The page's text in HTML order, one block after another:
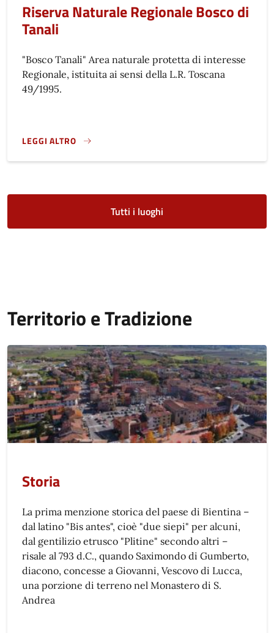
Riserva Naturale Regionale Bosco di
Tanali
"Bosco Tanali" Area naturale protetta di interesse
Regionale, istituita ai sensi della L.R. Toscana
49/1995.
LEGGI ALTRO
}
Tutti i luoghi
Territorio e Tradizione
Storia
La prima menzione storica del paese di Bientina –
dal latino "Bis antes", cioè "due siepi" per alcuni,
dal gentilizio etrusco "Plitine" secondo altri –
risale al 793 d.C., quando Saximondo di Gumberto,
diacono, concesse a Giovanni, Vescovo di Lucca,
una porzione di terreno nel Monastero di S.
Andrea